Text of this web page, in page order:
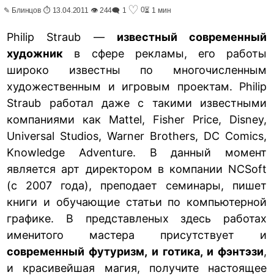
✎ Блинцов ⏱ 13.04.2011 👁 244🗨 1 ♡ 0⏳ 1 мин
Philip Straub — известный современный
художник в сфере рекламы, его работы
широко известны по многочисленным
художественным и игровым проектам. Philip
Straub работал даже с такими известными
компаниями как Mattel, Fisher Price, Disney,
Universal Studios, Warner Brothers, DC Comics,
Knowledge Adventure. В данный момент
является арт директором в компании NCSoft
(с 2007 года), преподает семинары, пишет
книги и обучающие статьи по компьютерной
графике. В представленых здесь работах
именитого мастера присутствует и
современный футуризм, и готика, и фэнтэзи,
и красивейшая магия, получите настоящее